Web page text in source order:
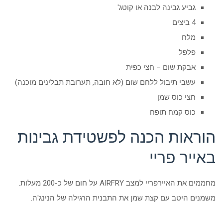
גביע גבינה לבנה או קוטג'
4 ביצים
מלח
פלפל
אבקת שום – חצי כפית
עשבי תיבול ללחם שום (לא חובה, תערובת תבלינים מוכנה)
חצי כוס שמן
כוס קמח תופח
הוראות הכנה לפשטידת גבינות
באייר פריי
מחממים את האיירפריי למצב AIRFRY על חום של כ-200 מעלות.
משמנים היטב עם קצת שמן את התבנית הרגילה של הנינג'ה.